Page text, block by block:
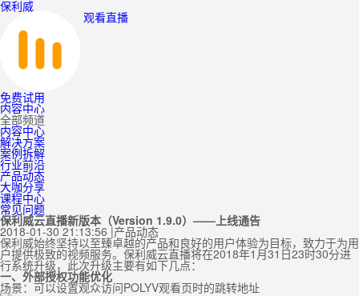
保利威
观看直播
免费试用
内容中心
全部频道
内容中心
解决方案
案例拆解
行业前沿
产品动态
大咖分享
课程中心
常见问题
保利威云直播新版本（Version 1.9.0）——上线通告
2018-01-30 21:13:56 |产品动态
保利威始终坚持以至臻卓越的产品和良好的用户体验为目标，致力于为用
户提供极致的视频服务。保利威云直播将在2018年1月31日23时30分进
行系统升级，此次升级主要有如下几点：
一、外部授权功能优化
场景：可以设置观众访问POLYV观看页时的跳转地址